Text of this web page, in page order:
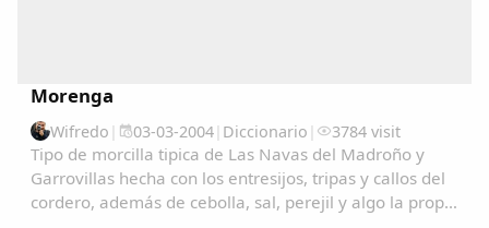
Morenga
Wifredo | 03-03-2004| Diccionario | 3784 visit
Tipo de morcilla tipica de Las Navas del Madroño y
Garrovillas hecha con los entresijos, tripas y callos del
cordero, además de cebolla, sal, perejil y algo la propia
Comparte
Compartir en Facebook